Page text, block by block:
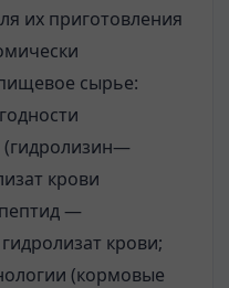
их приготовления
сырье:
(гидролизин—
крови
—
крови;
(кормовые